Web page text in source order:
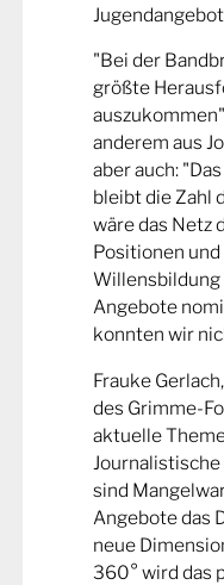
"Bei der
größte
anderem aus
aber auch:
bleibt die Zahl
wäre das Netz
Positionen
Willensbildung
Angebote
konnten wir
Frauke
des Grimme-
aktuelle
sind
Angebote das
neue
360° wird das